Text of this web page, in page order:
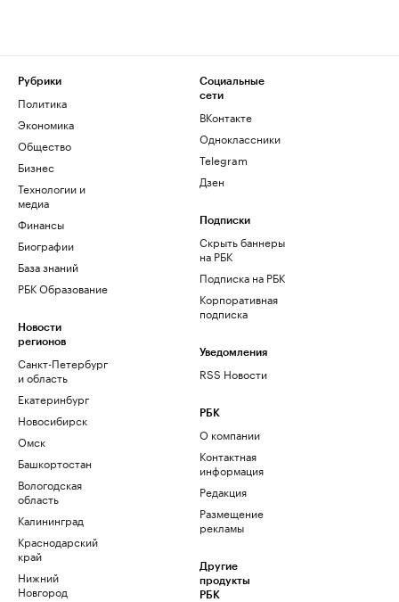
Рубрики
Политика
Экономика
Общество
Бизнес
Технологии и
медиа
Финансы
Биографии
База знаний
РБК Образование
Новости
регионов
Санкт-Петербург
и область
Екатеринбург
Новосибирск
Омск
Башкортостан
Вологодская
область
Калининград
Краснодарский
край
Нижний
Новгород
Социальные
сети
ВКонтакте
Одноклассники
Telegram
Дзен
Подписки
Скрыть баннеры
на РБК
Подписка на РБК
Корпоративная
подписка
Уведомления
RSS Новости
РБК
О компании
Контактная
информация
Редакция
Размещение
рекламы
Другие
продукты
РБК